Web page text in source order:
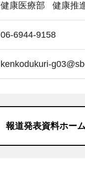
健康医療部 健康推
06-6944-9158
kenkodukuri-
報道発表資料ホーム